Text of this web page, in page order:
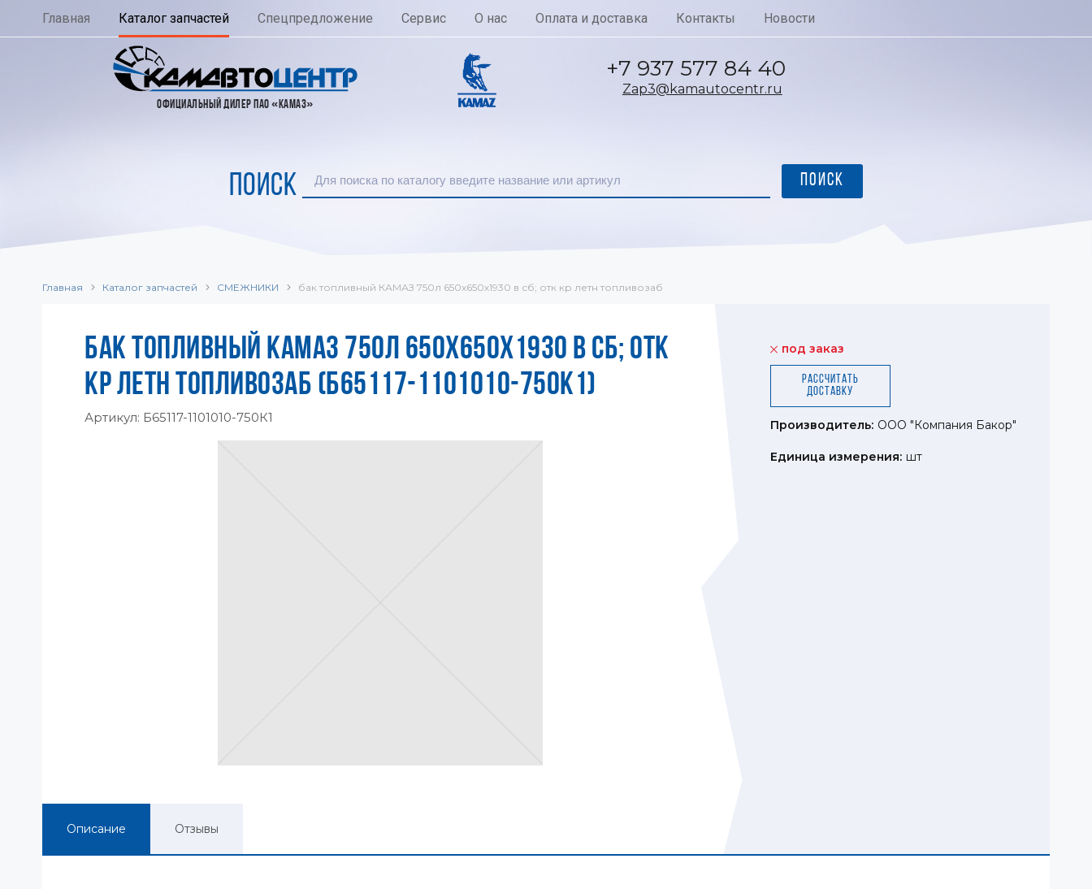
Главная Каталог запчастей Спецпредложение Сервис О нас Оплата и доставка Контакты Новости
ОФИЦИАЛЬНЫЙ ДИЛЕР ПАО «КАМАЗ»
Zap3@kamautocentr.ru
+7 937 577 84 40
ПОИСК
Главная Каталог запчастей СМЕЖНИКИ бак топливный КАМАЗ 750л 650х650х1930 в сб; отк кр летн топливозаб
БАК ТОПЛИВНЫЙ КАМАЗ 750Л 650Х650Х1930 В СБ; ОТК
КР ЛЕТН ТОПЛИВОЗАБ (Б65117-1101010-750К1)
Артикул: Б65117-1101010-750К1
под заказ
Рассчитать
доставку
Производитель: ООО "Компания Бакор"
Единица измерения: шт
Описание Отзывы